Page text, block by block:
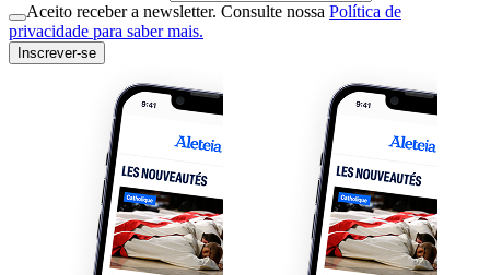
Aceito receber a newsletter. Consulte nossa Política de
privacidade para saber mais.
Inscrever-se